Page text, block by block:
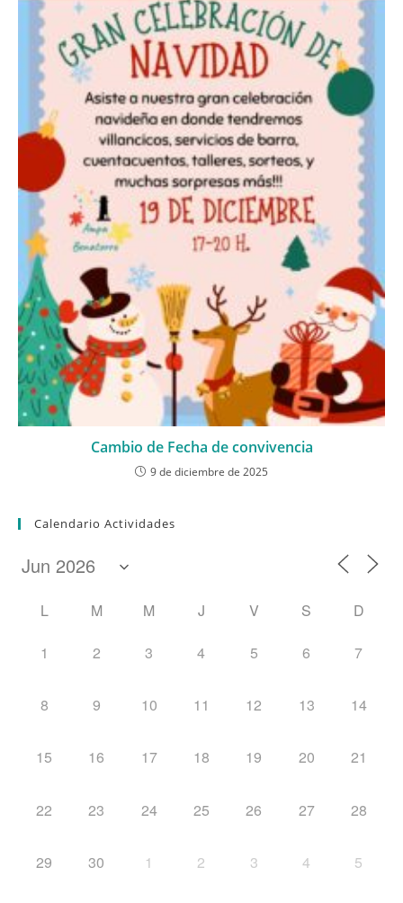
Cambio de Fecha de convivencia
9 de diciembre de 2025
Calendario Actividades
L M M J V S D
1 2 3 4 5 6 7
8 9 10 11 12 13 14
15 16 17 18 19 20 21
22 23 24 25 26 27 28
29 30 1 2 3 4 5